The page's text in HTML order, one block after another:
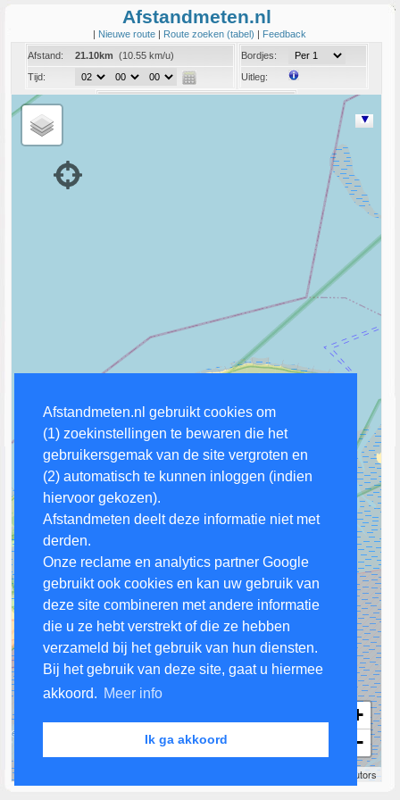
Afstandmeten.nl gebruikt cookies om
(1) zoekinstellingen te bewaren die het
gebruikersgemak van de site vergroten en
(2) automatisch te kunnen inloggen (indien
hiervoor gekozen).
Afstandmeten deelt deze informatie niet met
derden.
Onze reclame en analytics partner Google
gebruikt ook cookies en kan uw gebruik van
deze site combineren met andere informatie
die u ze hebt verstrekt of die ze hebben
verzameld bij het gebruik van hun diensten.
Bij het gebruik van deze site, gaat u hiermee
akkoord. Meer info
Ik ga akkoord
Afstandmeten.nl
| Nieuwe route | Route zoeken (tabel) | Feedback
Afstand:
21.10km (10.55 km/u)
Tijd:
Bordjes:
Uitleg:
+
−
contributors